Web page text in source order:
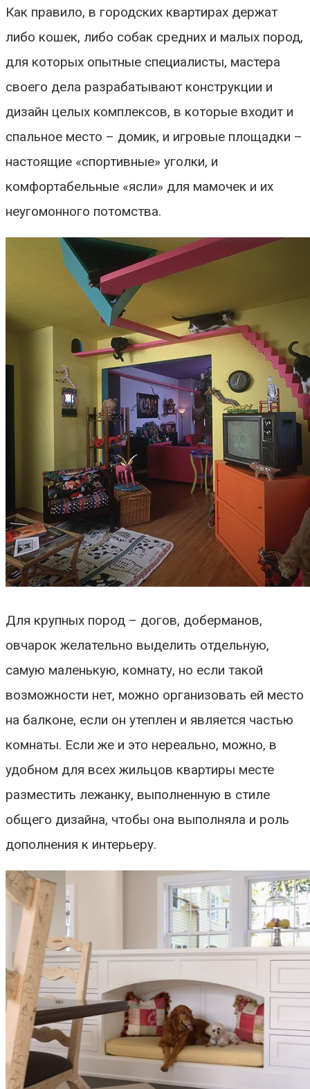
Как правило, в городских квартирах держат
либо кошек, либо собак средних и малых пород,
для которых опытные специалисты, мастера
своего дела разрабатывают конструкции и
дизайн целых комплексов, в которые входит и
спальное место – домик, и игровые площадки –
настоящие «спортивные» уголки, и
комфортабельные «ясли» для мамочек и их
неугомонного потомства.
Для крупных пород – догов, доберманов,
овчарок желательно выделить отдельную,
самую маленькую, комнату, но если такой
возможности нет, можно организовать ей место
на балконе, если он утеплен и является частью
комнаты. Если же и это нереально, можно, в
удобном для всех жильцов квартиры месте
разместить лежанку, выполненную в стиле
общего дизайна, чтобы она выполняла и роль
дополнения к интерьеру.